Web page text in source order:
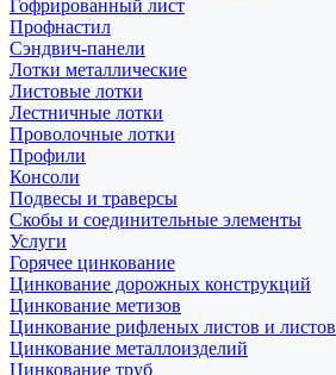
Гофрированный лист
Профнастил
Сэндвич-панели
Лотки металлические
Листовые лотки
Лестничные лотки
Проволочные лотки
Профили
Консоли
Подвесы и траверсы
Скобы и соединительные элементы
Услуги
Горячее цинкование
Цинкование дорожных конструкций
Цинкование метизов
Цинкование рифленых листов и
Цинкование металлоизделий
Цинкование труб